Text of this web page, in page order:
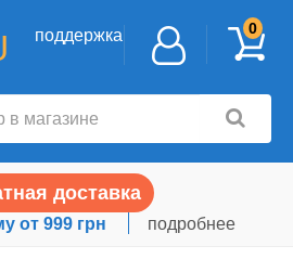
поддержка 0
доставка
от 999 грн подробнее